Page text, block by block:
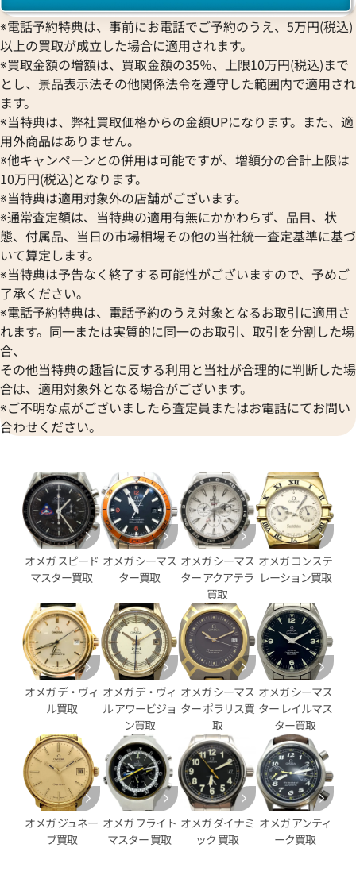
格
日時点の参考買取価格です
参考買取価格
363,000円
※2026年1月9日時点の参考買
ィル プレステージ
格
日時点の参考買取価格です
オメガ シーマスター 2595.30
312,000円
※2025年1月27日時点の参考
テレーション
日時点の参考買取価格です
オメガ コンステレーション
123.15.27.60.05.002
参考買取価格
263,000円
※2024年6月27日時点の参考
※電話予約特典は、事前にお電話でご予約のうえ、5万円(税込)
以上の買取が成立した場合に適用されます。
※買取金額の増額は、買取金額の35％、上限10万円(税込)まで
とし、景品表示法その他関係法令を遵守した範囲内で適用され
ます。
※当特典は、弊社買取価格からの金額UPになります。また、適
用外商品はありません。
※他キャンペーンとの併用は可能ですが、増額分の合計上限は
10万円(税込)となります。
※当特典は適用対象外の店舗がございます。
※通常査定額は、当特典の適用有無にかかわらず、品目、状
態、付属品、当日の市場相場その他の当社統一査定基準に基づ
いて算定します。
※当特典は予告なく終了する可能性がございますので、予めご
了承ください。
※電話予約特典は、電話予約のうえ対象となるお取引に適用さ
れます。同一または実質的に同一のお取引、取引を分割した場
合、
その他当特典の趣旨に反する利用と当社が合理的に判断した場
合は、適用対象外となる場合がございます。
※ご不明な点がございましたら査定員またはお電話にてお問い
合わせください。
オメガ スピード
マスター買取
オメガ シーマス
ター買取
オメガ シーマス
ター アクアテラ
買取
オメガ コンステ
レーション買取
オメガ デ・ヴィ
ル買取
オメガ デ・ヴィ
ル アワービジョ
ン買取
オメガ シーマス
ター ポラリス買
取
オメガ シーマス
ター レイルマス
ター買取
オメガ ジュネー
ブ買取
オメガ フライト
マスター 買取
オメガ ダイナミ
ック 買取
オメガ アンティ
ーク買取